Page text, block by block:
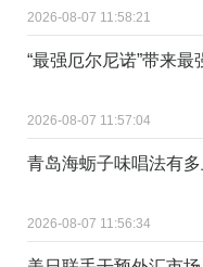
2026-08-07 11:58:21
“最强厄尔尼诺”带来最
2026-08-07 11:57:04
青岛海蛎子味唱法有
2026-08-07 11:56:34